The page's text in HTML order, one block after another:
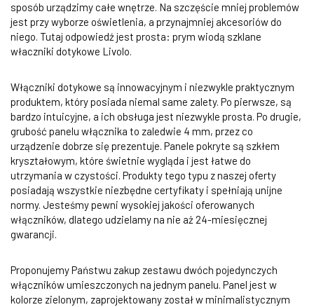
sposób urządzimy całe wnętrze. Na szczęście mniej problemów
jest przy wyborze oświetlenia, a przynajmniej akcesoriów do
niego. Tutaj odpowiedź jest prosta: prym wiodą szklane
właczniki dotykowe Livolo.
Włączniki dotykowe są innowacyjnym i niezwykle praktycznym
produktem, który posiada niemal same zalety. Po pierwsze, są
bardzo intuicyjne, a ich obsługa jest niezwykle prosta. Po drugie,
grubość panelu włącznika to zaledwie 4 mm, przez co
urządzenie dobrze się prezentuje. Panele pokryte są szkłem
kryształowym, które świetnie wygląda i jest łatwe do
utrzymania w czystości. Produkty tego typu z naszej oferty
posiadają wszystkie niezbędne certyfikaty i spełniają unijne
normy. Jesteśmy pewni wysokiej jakości oferowanych
włączników, dlatego udzielamy na nie aż 24-miesięcznej
gwarancji.
Proponujemy Państwu zakup zestawu dwóch pojedynczych
włączników umieszczonych na jednym panelu. Panel jest w
kolorze zielonym, zaprojektowany został w minimalistycznym